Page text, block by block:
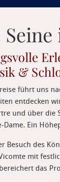
&
führt uns
entdecken
und über die
Dame. Ein
Besuch des
mit
das